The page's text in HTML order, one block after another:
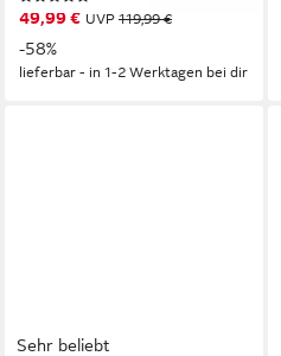
49,99 € UVP 119,99 €
-58%
lieferbar - in 1-2 Werktagen bei dir
Sehr beliebt